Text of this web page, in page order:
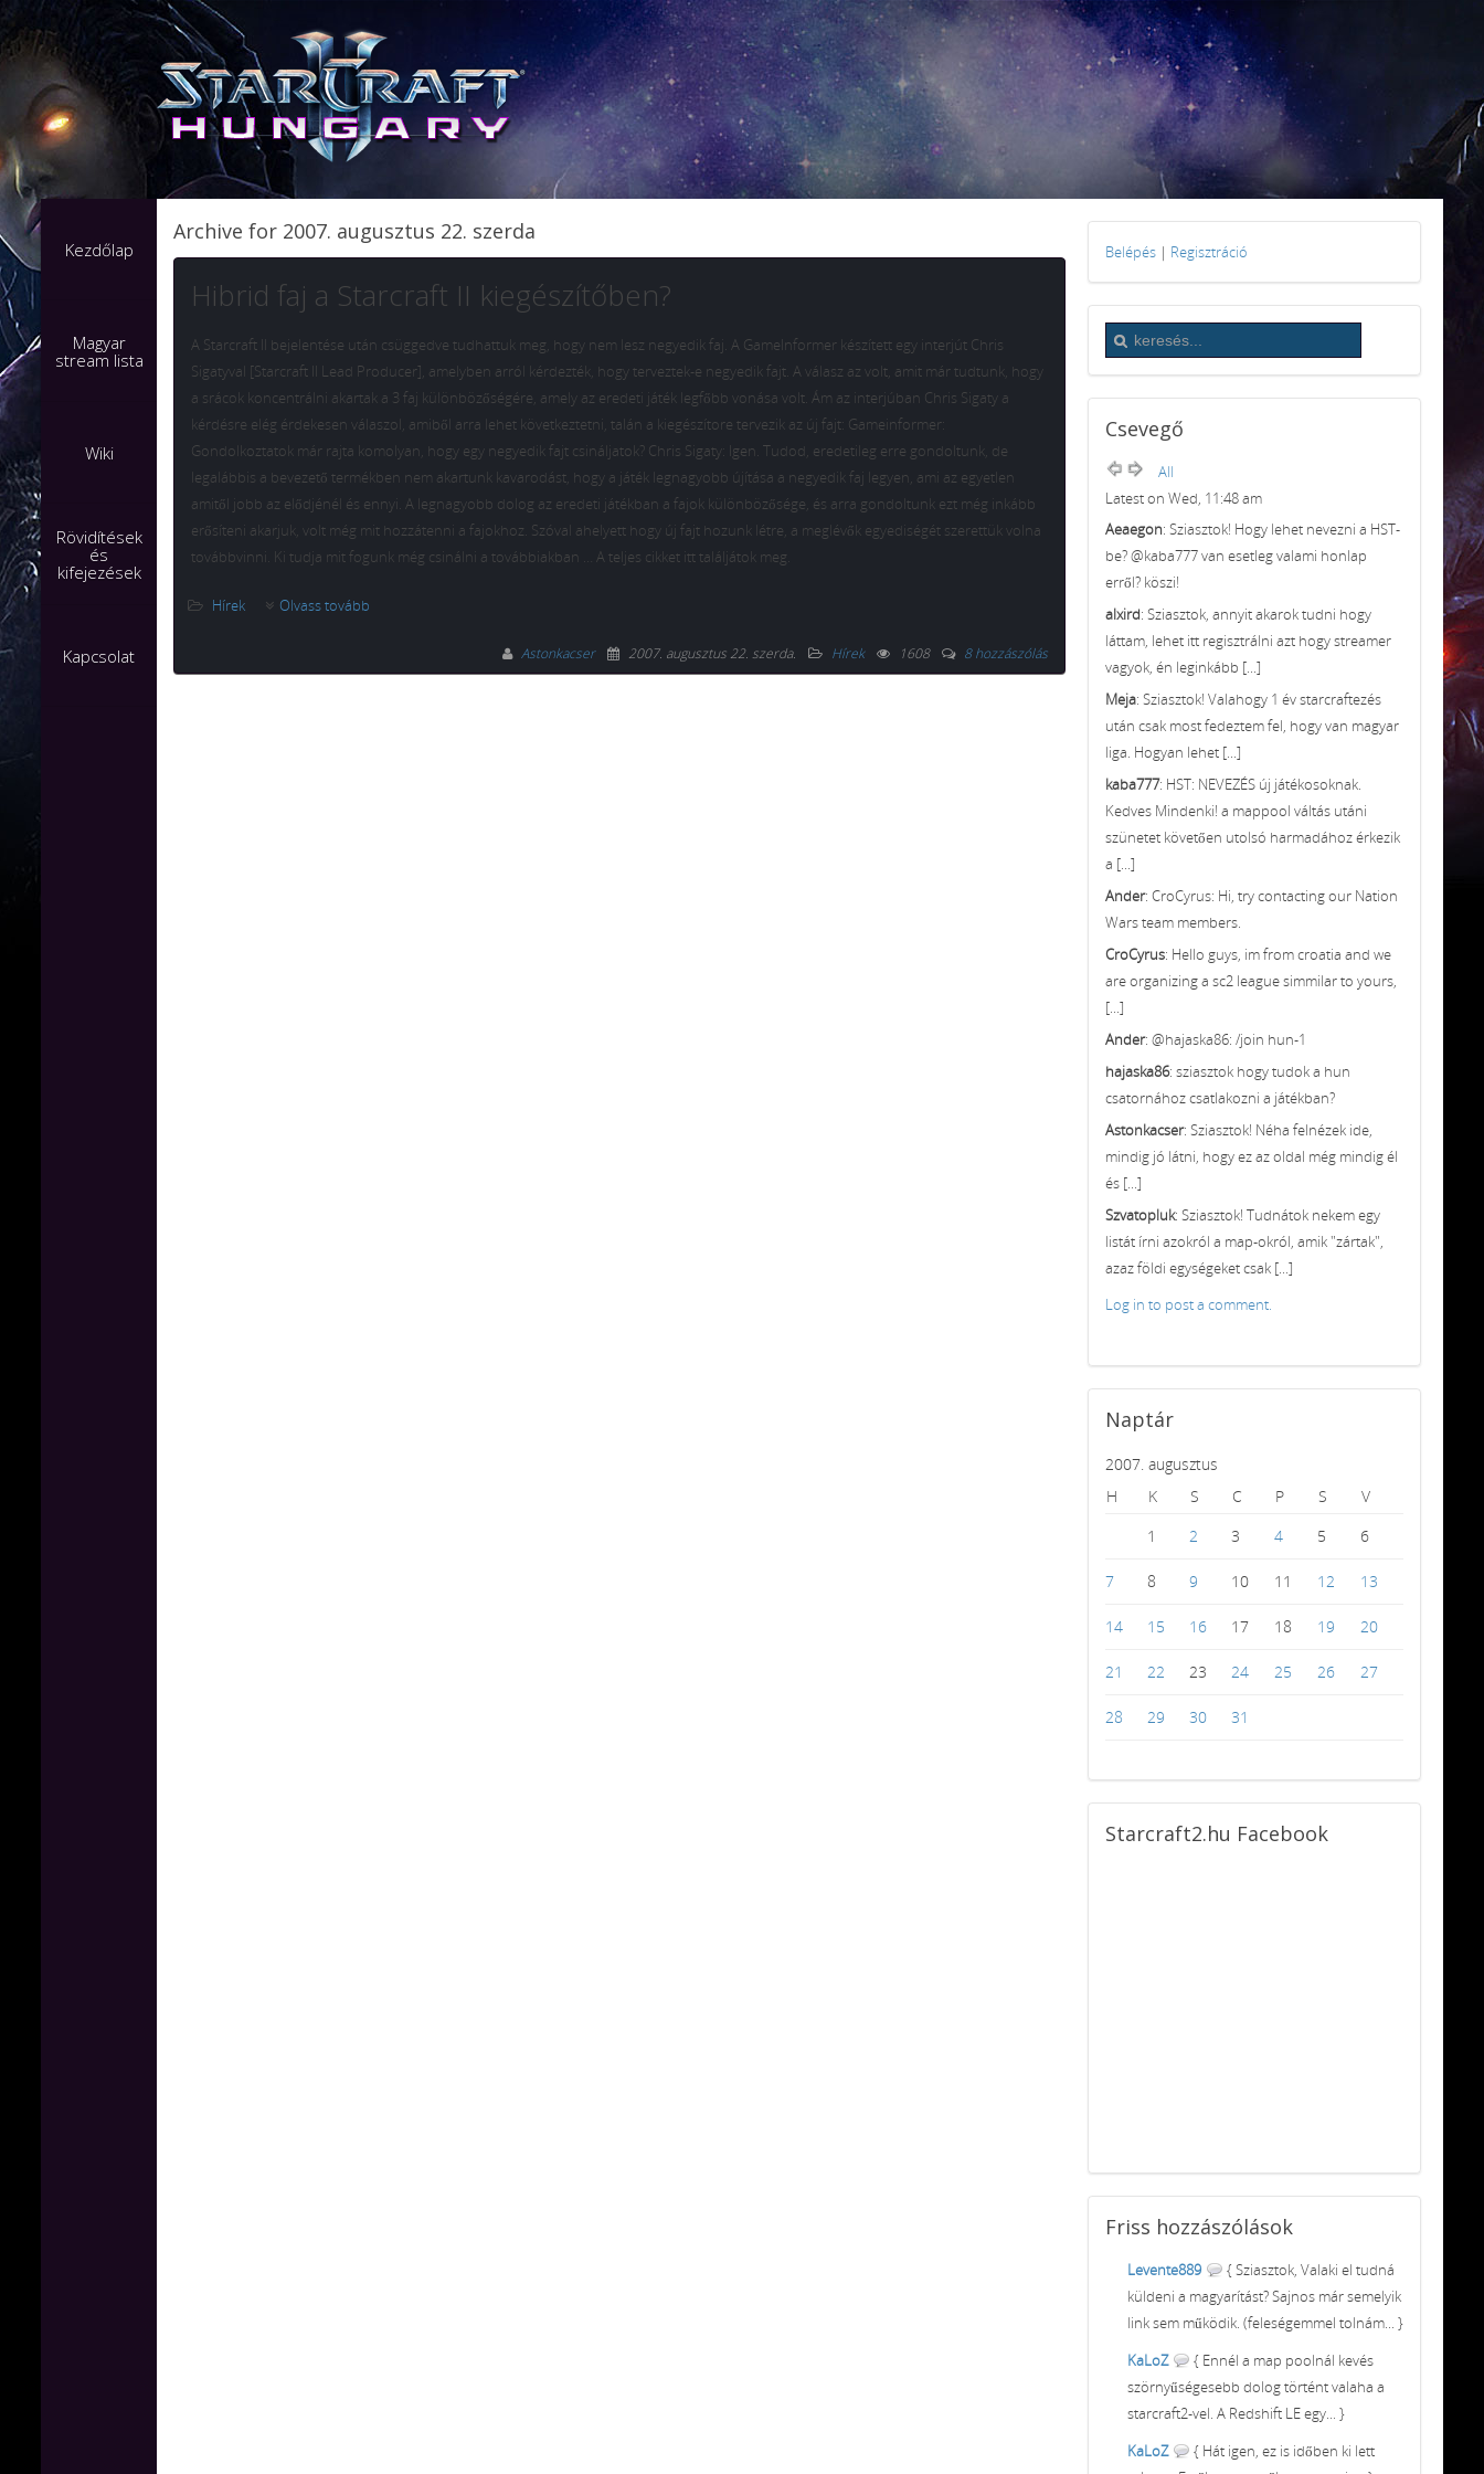
Kezdőlap
Magyar
stream lista
Wiki
Rövidítések
és
kifejezések
Kapcsolat
Archive for 2007. augusztus 22. szerda
Hibrid faj a Starcraft II kiegészítőben?
A Starcraft II bejelentése után csüggedve tudhattuk meg, hogy nem lesz negyedik faj. A GameInformer készített egy interjút Chris
Sigatyval [Starcraft II Lead Producer], amelyben arról kérdezték, hogy terveztek-e negyedik fajt. A válasz az volt, amit már tudtunk, hogy
a srácok koncentrálni akartak a 3 faj különbözőségére, amely az eredeti játék legfőbb vonása volt. Ám az interjúban Chris Sigaty a
kérdésre elég érdekesen válaszol, amiből arra lehet következtetni, talán a kiegészítore tervezik az új fajt: Gameinformer:
Gondolkoztatok már rajta komolyan, hogy egy negyedik fajt csináljatok? Chris Sigaty: Igen. Tudod, eredetileg erre gondoltunk, de
legalábbis a bevezető termékben nem akartunk kavarodást, hogy a játék legnagyobb újítása a negyedik faj legyen, ami az egyetlen
amitől jobb az elődjénél és ennyi. A legnagyobb dolog az eredeti játékban a fajok különbözősége, és arra gondoltunk ezt még inkább
erősíteni akarjuk, volt még mit hozzátenni a fajokhoz. Szóval ahelyett hogy új fajt hozunk létre, a meglévők egyediségét szerettük volna
továbbvinni. Ki tudja mit fogunk még csinálni a továbbiakban … A teljes cikket itt találjátok meg.
Hírek Olvass tovább
Astonkacser 2007. augusztus 22. szerda. Hírek 1608 8 hozzászólás
Belépés | Regisztráció
Csevegő
All
Latest on Wed, 11:48 am
Aeaegon: Sziasztok! Hogy lehet nevezni a HST-
be? @kaba777 van esetleg valami honlap
erről? köszi!
alxird: Sziasztok, annyit akarok tudni hogy
láttam, lehet itt regisztrálni azt hogy streamer
vagyok, én leginkább [...]
Meja: Sziasztok! Valahogy 1 év starcraftezés
után csak most fedeztem fel, hogy van magyar
liga. Hogyan lehet [...]
kaba777: HST: NEVEZÉS új játékosoknak.
Kedves Mindenki! a mappool váltás utáni
szünetet követően utolsó harmadához érkezik
a [...]
Ander: CroCyrus: Hi, try contacting our Nation
Wars team members.
CroCyrus: Hello guys, im from croatia and we
are organizing a sc2 league simmilar to yours,
[...]
Ander: @hajaska86: /join hun-1
hajaska86: sziasztok hogy tudok a hun
csatornához csatlakozni a játékban?
Astonkacser: Sziasztok! Néha felnézek ide,
mindig jó látni, hogy ez az oldal még mindig él
és [...]
Szvatopluk: Sziasztok! Tudnátok nekem egy
listát írni azokról a map-okról, amik "zártak",
azaz földi egységeket csak [...]
Log in to post a comment.
Naptár
2007. augusztus
H
K S C P S
V
1
2 3 4 5 6
7 8 9 10 11 12 13
14 15 16 17 18 19 20
21 22 23 24 25 26 27
28 29 30 31
Starcraft2.hu Facebook
Friss hozzászólások
Levente889
{ Sziasztok, Valaki el tudná
küldeni a magyarítást? Sajnos már semelyik
link sem működik. (feleségemmel tolnám... }
KaLoZ
{ Ennél a map poolnál kevés
szörnyűségesebb dolog történt valaha a
starcraft2-vel. A Redshift LE egy... }
KaLoZ
{ Hát igen, ez is időben ki lett